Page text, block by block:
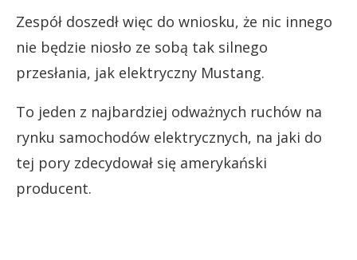
Zespół doszedł więc do wniosku, że nic innego
nie będzie niosło ze sobą tak silnego
przesłania, jak elektryczny Mustang.
To jeden z najbardziej odważnych ruchów na
rynku samochodów elektrycznych, na jaki do
tej pory zdecydował się amerykański
producent.